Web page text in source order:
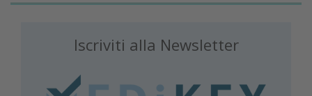
Iscriviti alla Newsletter